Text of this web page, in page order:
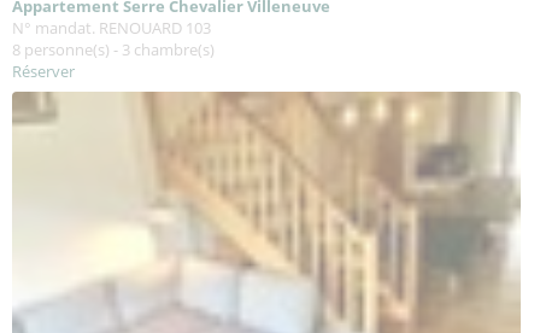
Appartement Serre Chevalier Villeneuve
N° mandat. RENOUARD 103
8 personne(s) - 3 chambre(s)
Réserver